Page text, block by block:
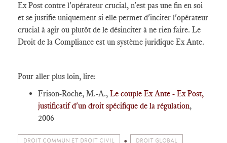
Ex Post contre l'opérateur crucial, n'est pas une fin en soi
et se justifie uniquement si elle permet d'inciter l'opérateur
crucial à agir ou plutôt de le désinciter à ne rien faire. Le
Droit de la Compliance est un système juridique Ex Ante.
Pour aller plus loin, lire:
Frison-Roche, M.-A., Le couple Ex Ante - Ex Post,
justificatif d'un droit spécifique de la régulation,
2006
DROIT COMMUN ET DROIT CIVIL DROIT GLOBAL